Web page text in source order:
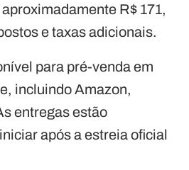
R$ 171,
e taxas adicionais.
para pré-venda em
incluindo Amazon,
entregas estão
após a estreia oficial